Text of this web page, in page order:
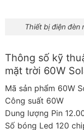
Thiết bị điện đèn
Thông số kỹ
mặt trời 60W
Mã sản phẩm 60W
Công suất 60W
Dung lượng Pin
Số bóng Led 120